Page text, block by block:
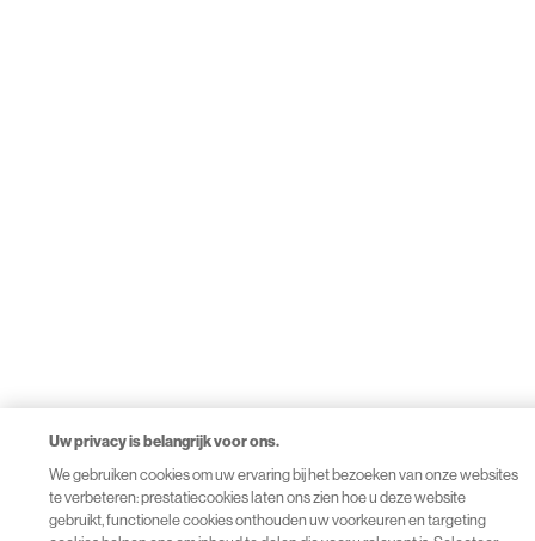
Uw privacy is belangrijk voor ons.
We gebruiken cookies om uw ervaring bij het bezoeken van onze websites
te verbeteren: prestatiecookies laten ons zien hoe u deze website
gebruikt, functionele cookies onthouden uw voorkeuren en targeting